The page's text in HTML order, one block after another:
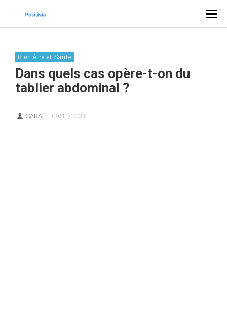
Bien-être et Santé
Dans quels cas opère-t-on du
tablier abdominal ?
SARAH 09/11/2023